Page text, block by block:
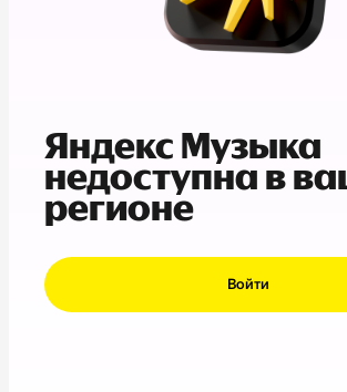
Яндекс Музыка
недоступна в
регионе
Войти